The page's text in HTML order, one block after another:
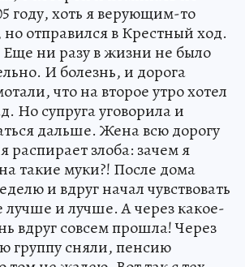
году, хоть я верующим-то
отправился в Крестный ход.
ни разу в жизни не было
И болезнь, и дорога
что на второе утро хотел
Но супруга уговорила и
дальше. Жена всю дорогу
распирает злоба: зачем я
такие муки?! После дома
и вдруг начал чувствовать
лучше и лучше. А через какое-
вдруг совсем прошла! Через
группу сняли, пенсию